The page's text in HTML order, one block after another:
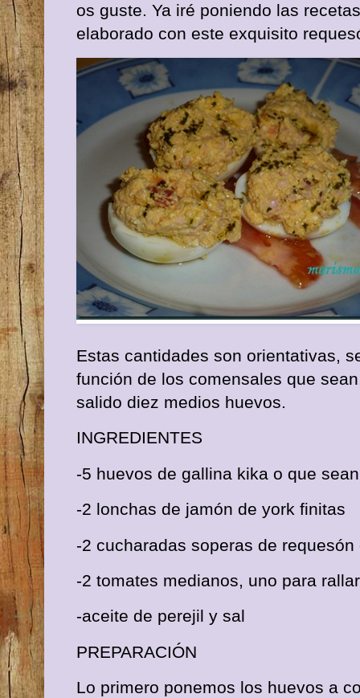
os guste. Ya iré poniendo las
elaborado con este exquisito
Estas cantidades son orientativas,
función de los comensales que
salido diez medios huevos.
INGREDIENTES
-5 huevos de gallina kika o que
-2 lonchas de jamón de york finitas
-2 cucharadas soperas de requesón
-2 tomates medianos, uno para
-aceite de perejil y sal
PREPARACIÓN
Lo primero ponemos los huevos a